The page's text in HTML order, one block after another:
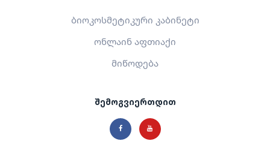
ბიოკოსმეტიკური კაბინეტი
ონლაინ აფთიაქი
მიწოდება
შემოგვიერთდით